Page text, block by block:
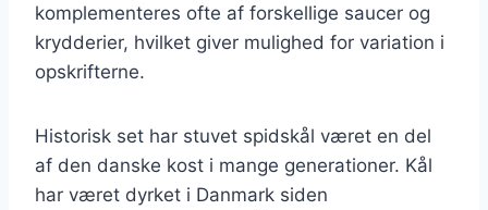
komplementeres ofte af forskellige saucer og
krydderier, hvilket giver mulighed for variation i
opskrifterne.
Historisk set har stuvet spidskål været en del
af den danske kost i mange generationer. Kål
har været dyrket i Danmark siden